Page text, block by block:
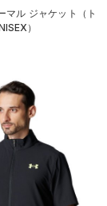
マル ジャケット（ト
）